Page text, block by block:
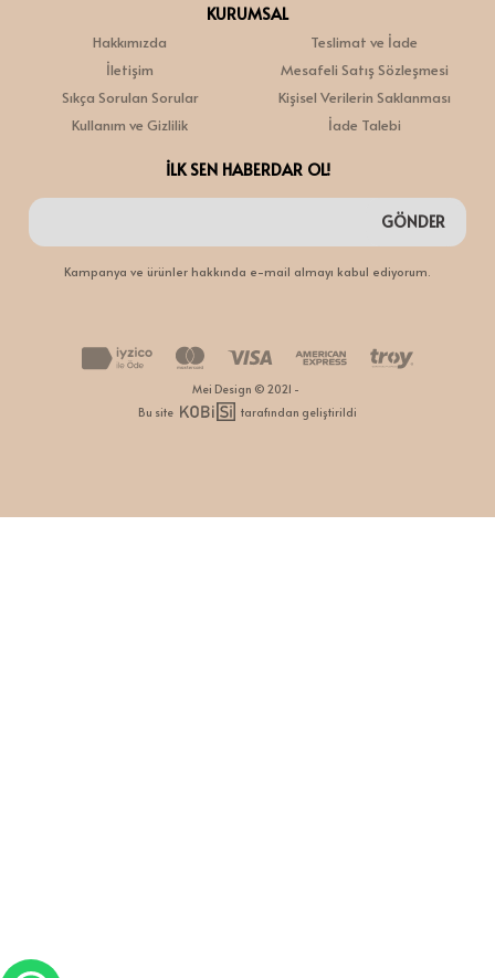
KURUMSAL
Hakkımızda
İletişim
Sıkça Sorulan Sorular
Kullanım ve Gizlilik
Teslimat ve İade
Mesafeli Satış Sözleşmesi
Kişisel Verilerin Saklanması
İade Talebi
İLK SEN HABERDAR OL!
GÖNDER
Kampanya ve ürünler hakkında e-mail almayı kabul ediyorum.
Mei Design © 2021 -
Bu site
tarafından geliştirildi